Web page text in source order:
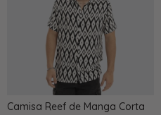
Camisa Reef de Manga Corta